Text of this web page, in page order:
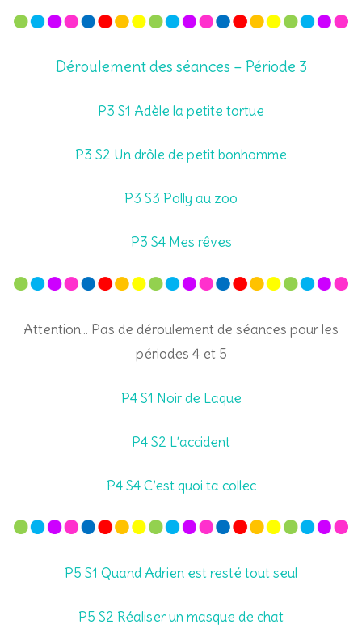
Déroulement des séances – Période 3
P3 S1 Adèle la petite tortue
P3 S2 Un drôle de petit bonhomme
P3 S3 Polly au zoo
P3 S4 Mes rêves
Attention… Pas de déroulement de séances pour les
périodes 4 et 5
P4 S1 Noir de Laque
P4 S2 L’accident
P4 S4 C’est quoi ta collec
P5 S1 Quand Adrien est resté tout seul
P5 S2 Réaliser un masque de chat